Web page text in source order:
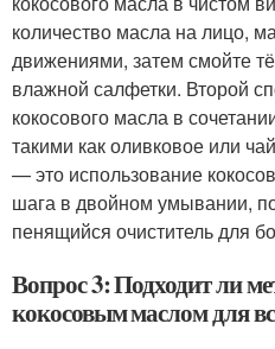
количество масла на лицо,
движениями, затем смойте
влажной салфетки. Второй
кокосового масла в
такими как оливковое или
— это использование
шага в двойном умывании,
пенящийся очиститель для
Вопрос 3: Подходит ли
кокосовым маслом для